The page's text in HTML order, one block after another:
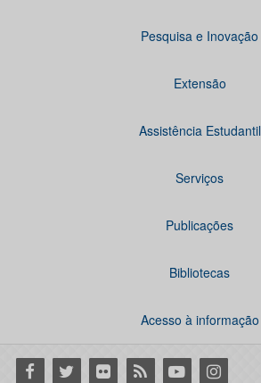
Pesquisa e Inovação
Extensão
Assistência Estudantil
Serviços
Publicações
Bibliotecas
Acesso à informação
Facebook
Twitter Flickr RSS YoutubeInstagram